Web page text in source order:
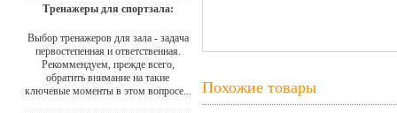
Тренажеры для спортзала:
Выбор тренажеров для зала - задача
первостепенная и ответственная.
Рекоммендуем, прежде всего,
обратить внимание на такие
ключевые моменты в этом вопросе...
Похожие товары